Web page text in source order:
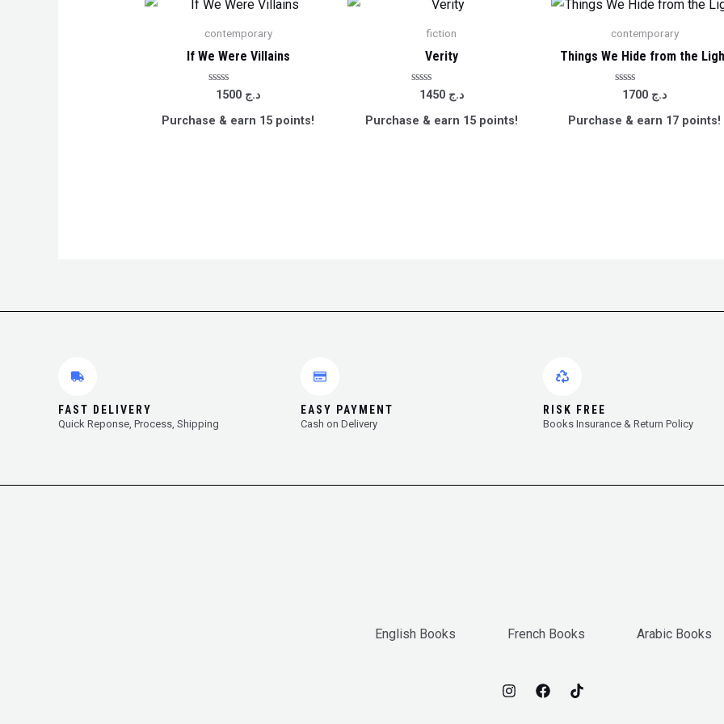
contemporary
If We Were Villains
Rated
out
of
د.ج
Purchase & earn 15 points!
fiction
Verity
Rated
out
of
د.ج 1450
Purchase & earn 15 points!
contemporary
Things We Hide from the
Rated
out
of
د.ج
Purchase & earn 17 points!
FAST DELIVERY
Quick Reponse, Process, Shipping
EASY PAYMENT
Cash on Delivery
RISK FREE
Books Insurance & Return Policy
English Books French Books Arabic Books